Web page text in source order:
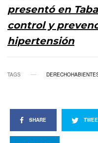
presentó en
control y
hipertensión
TAGS
SHARE